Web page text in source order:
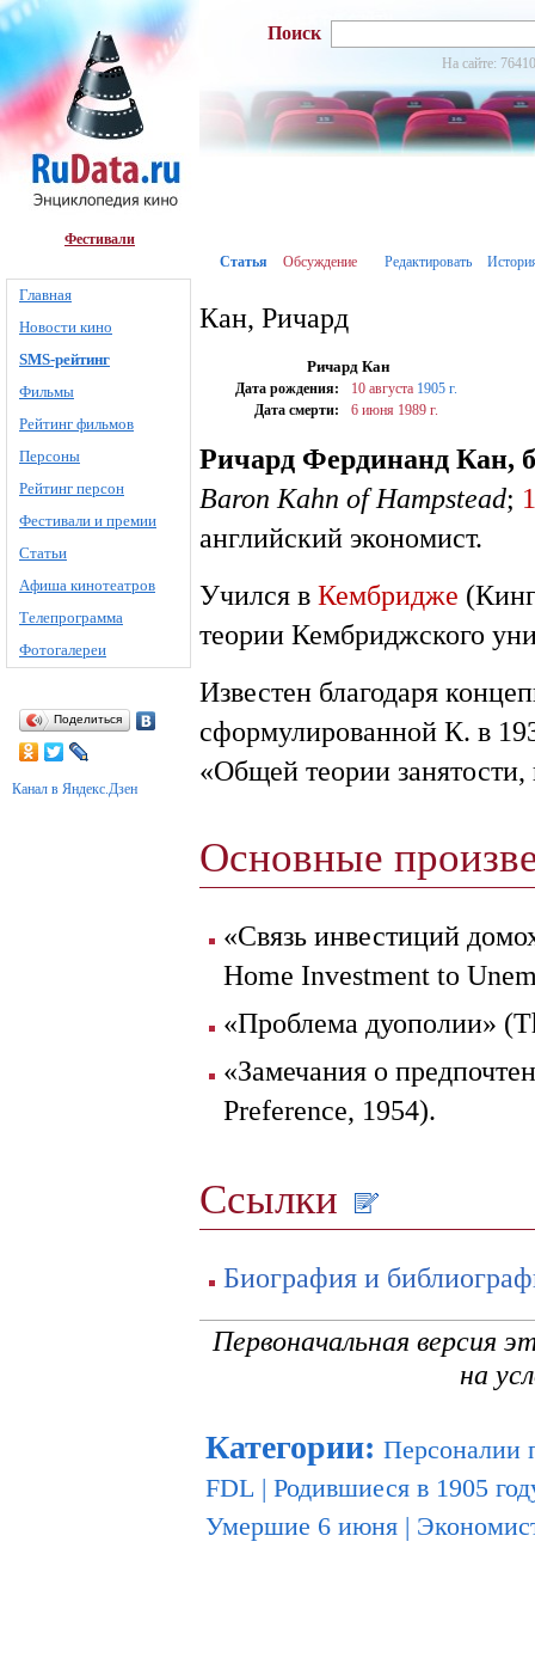
Фестивали
Главная
Новости кино
SMS-рейтинг
Фильмы
Рейтинг фильмов
Персоны
Рейтинг персон
Фестивали и премии
Статьи
Афиша кинотеатров
Телепрограмма
Фотогалереи
Поделиться
Канал в Яндекс.Дзен
Поиск
На сайте:
Статья Обсуждение Редактировать
Кан, Ричард
Ричард Кан
Дата рождения: 10 августа 1905 г.
Дата смерти:
6 июня 1989 г.
Ричард Фердинанд Кан,
Baron Kahn of Hampstead;
английский экономист.
Учился в Кембридже
теории Кембриджского
Известен благодаря
сформулированной К. в
«Общей теории занятости,
Основные
«Связь инвестиций
Home Investment to
«Проблема дуополии»
«Замечания о
Preference, 1954).
Ссылки
Биография и
Первоначальная версия
на
Категории: Персоналии
FDL | Родившиеся в 1905
Умершие 6 июня |